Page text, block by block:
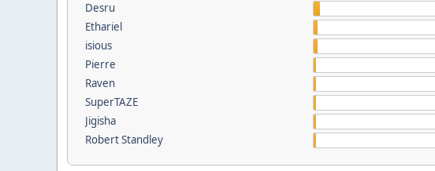
Desru
Ethariel
isious
Pierre
Raven
SuperTAZE
Jigisha
Robert Standley